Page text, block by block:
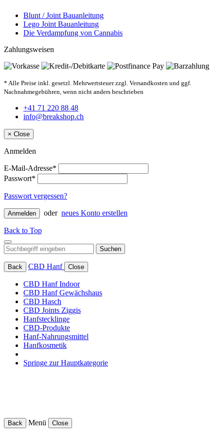
Blunt / Joint Bauanleitung
Lego Joint Bauanleitung
Die Verdampfung von Cannabis
Zahlungsweisen
* Alle Preise inkl. gesetzl. Mehrwertsteuer zzgl. Versandkosten und ggf.
Nachnahmegebühren, wenn nicht anders beschrieben
+41 71 220 88 48
info@breakshop.ch
× Close
Anmelden
E-Mail-Adresse*
Passwort*
Passwort vergessen?
Anmelden oder neues Konto erstellen
Back to Top
Suchen
Back CBD Hanf Close
CBD Hanf Indoor
CBD Hanf Gewächshaus
CBD Hasch
CBD Joints Ziggis
Hanfstecklinge
CBD-Produkte
Hanf-Nahrungsmittel
Hanfkosmetik
Springe zur Hauptkategorie
Back Menü Close